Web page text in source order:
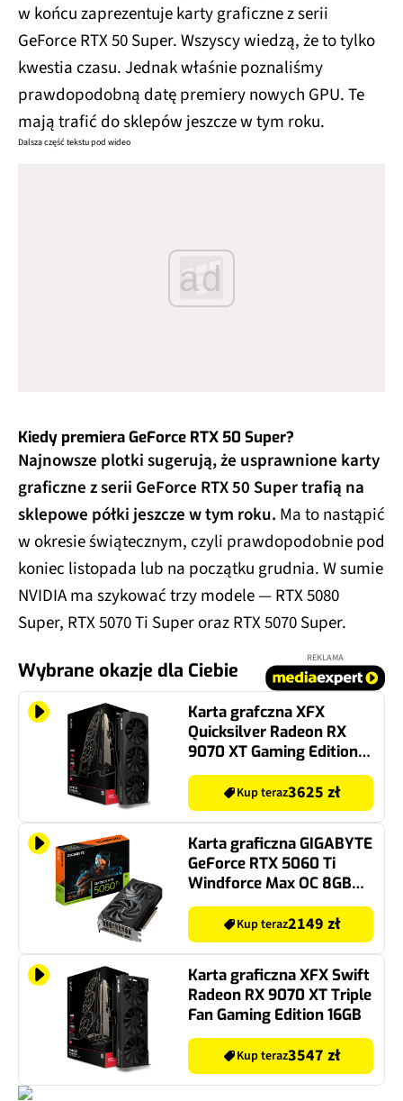
w końcu zaprezentuje karty graficzne z serii
GeForce RTX 50 Super. Wszyscy wiedzą, że to tylko
kwestia czasu. Jednak właśnie poznaliśmy
prawdopodobną datę premiery nowych GPU. Te
mają trafić do sklepów jeszcze w tym roku.
Dalsza część tekstu pod wideo
ad
Kiedy premiera GeForce RTX 50 Super?
Najnowsze plotki sugerują, że usprawnione karty
graficzne z serii GeForce RTX 50 Super trafią na
sklepowe półki jeszcze w tym roku. Ma to nastąpić
w okresie świątecznym, czyli prawdopodobnie pod
koniec listopada lub na początku grudnia. W sumie
NVIDIA ma szykować trzy modele — RTX 5080
Super, RTX 5070 Ti Super oraz RTX 5070 Super.
Wybrane okazje dla Ciebie
REKLAMA
Karta grafczna XFX
Quicksilver Radeon RX
9070 XT Gaming Edition
16GB
Kup teraz3625 zł
Karta graficzna GIGABYTE
GeForce RTX 5060 Ti
Windforce Max OC 8GB
DLSS 4.5
Kup teraz2149 zł
Karta graficzna XFX Swift
Radeon RX 9070 XT Triple
Fan Gaming Edition 16GB
Kup teraz3547 zł